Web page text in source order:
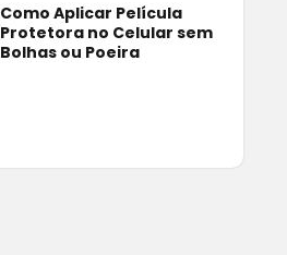
Como Aplicar Película
Protetora no Celular sem
Bolhas ou Poeira